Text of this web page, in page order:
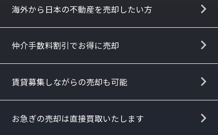
海外から日本の不動産を売却したい方
仲介手数料割引でお得に売却
賃貸募集しながらの売却も可能
お急ぎの売却は直接買取いたします